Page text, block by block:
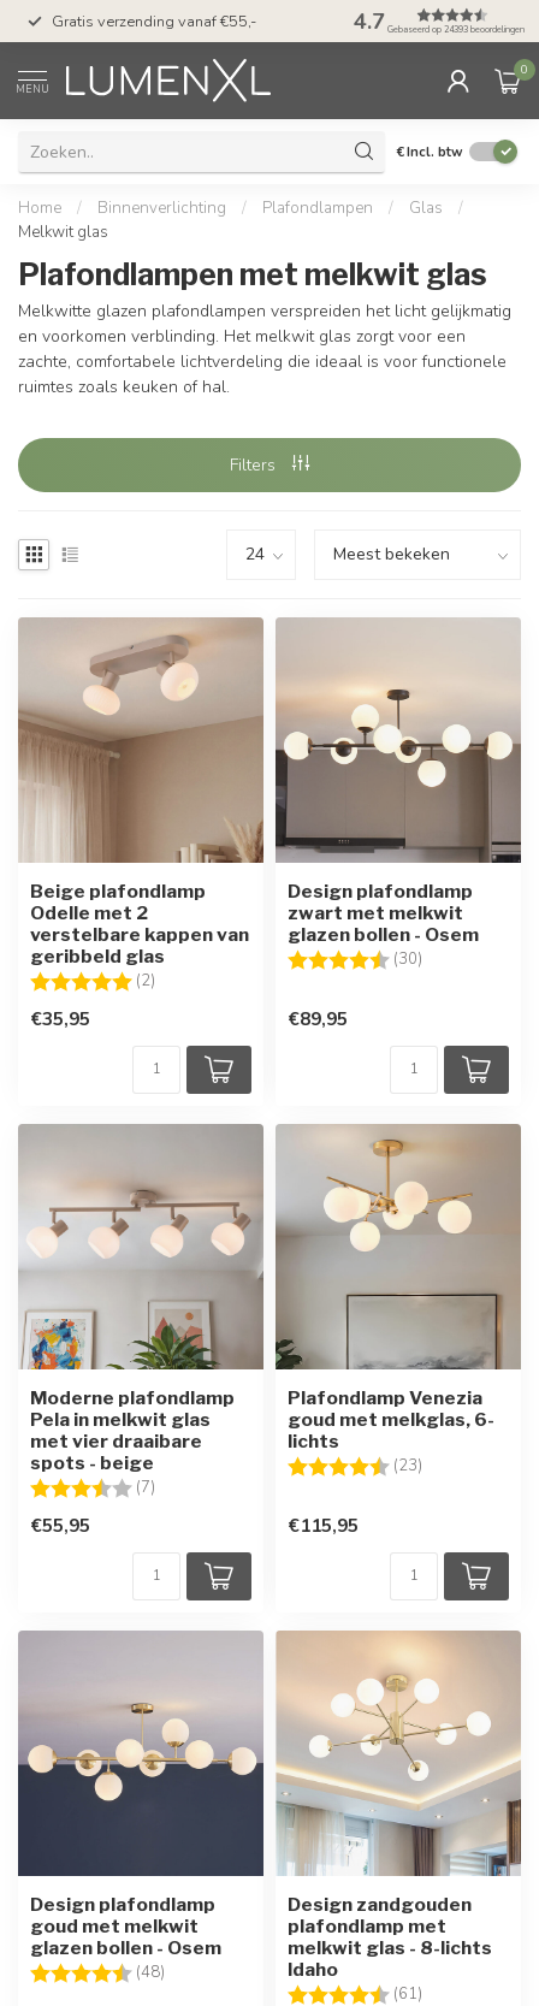
Gratis verzending vanaf €55,- 50 dagen
met Klarna
4.7 Gebaseerd op 24393 beoordelingen
MENU
0
€Incl. btw
Home / Binnenverlichting / Plafondlampen / Glas
/
Melkwit glas
Plafondlampen met melkwit glas
Melkwitte glazen plafondlampen verspreiden het licht gelijkmatig
en voorkomen verblinding. Het melkwit glas zorgt voor een
zachte, comfortabele lichtverdeling die ideaal is voor functionele
ruimtes zoals keuken of hal.
Filters
Beige plafondlamp
Odelle met 2
verstelbare kappen van
geribbeld glas
Beoordeling: (2)
€35,95
Design plafondlamp
zwart met melkwit
glazen bollen - Osem
Beoordeling: (30)
€89,95
Moderne plafondlamp
Pela in melkwit glas
met vier draaibare
spots - beige
Beoordeling: (7)
€55,95
Plafondlamp Venezia
goud met melkglas, 6-
lichts
Beoordeling: (23)
€115,95
Design plafondlamp
goud met melkwit
glazen bollen - Osem
Beoordeling: (48)
Design zandgouden
plafondlamp met
melkwit glas - 8-lichts
Idaho
Beoordeling: (61)